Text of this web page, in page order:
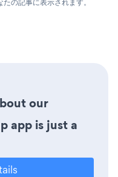
our
app is just a